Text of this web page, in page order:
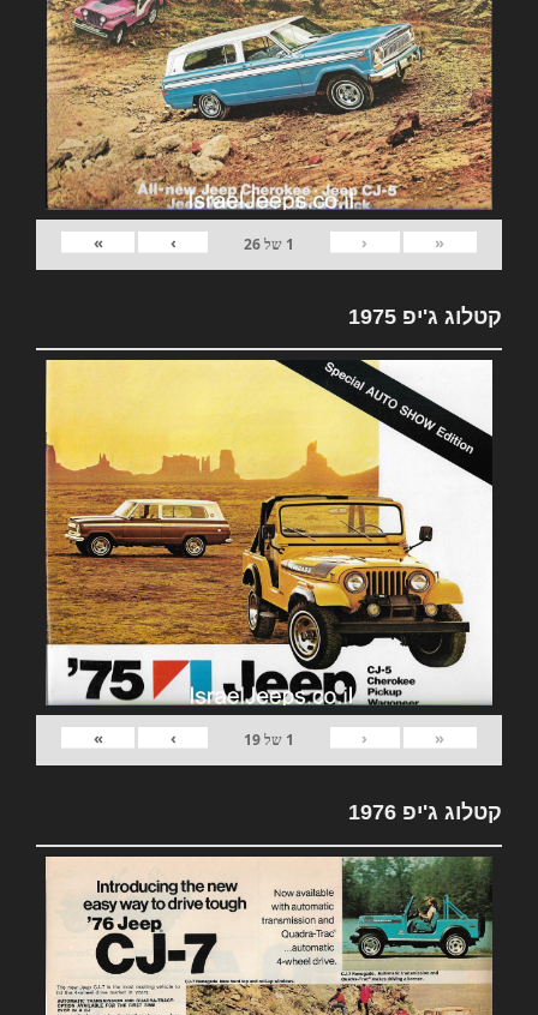
«
‹
1 של26
›
»
קטלוג ג'יפ 1975
«
‹
1 של19
›
»
קטלוג ג'יפ 1976